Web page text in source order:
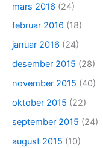
mars 2016 (24)
februar 2016 (18)
januar 2016 (24)
desember 2015 (28)
november 2015 (40)
oktober 2015 (22)
september 2015 (24)
august 2015 (10)